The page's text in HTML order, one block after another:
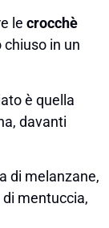
le crocchè
chiuso in un
è quella
davanti
di melanzane,
mentuccia,